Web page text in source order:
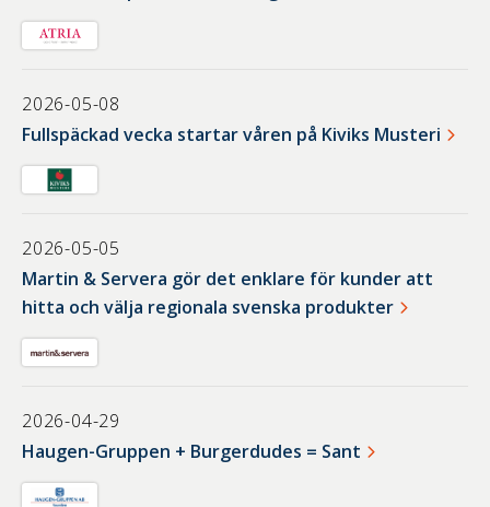
2026-05-08
Fullspäckad vecka startar våren på Kiviks Musteri
2026-05-05
Martin & Servera gör det enklare för kunder att
hitta och välja regionala svenska produkter
2026-04-29
Haugen-Gruppen + Burgerdudes = Sant